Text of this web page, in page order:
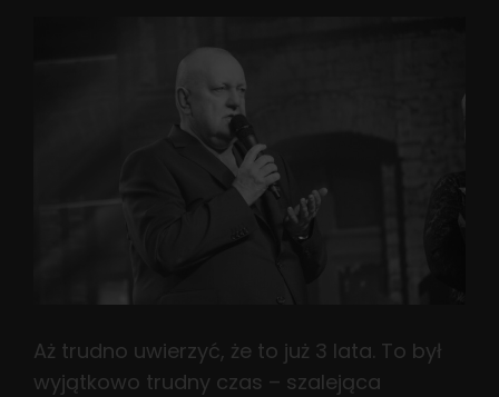
Aż trudno uwierzyć, że to już 3 lata. To był
wyjątkowo trudny czas – szalejąca